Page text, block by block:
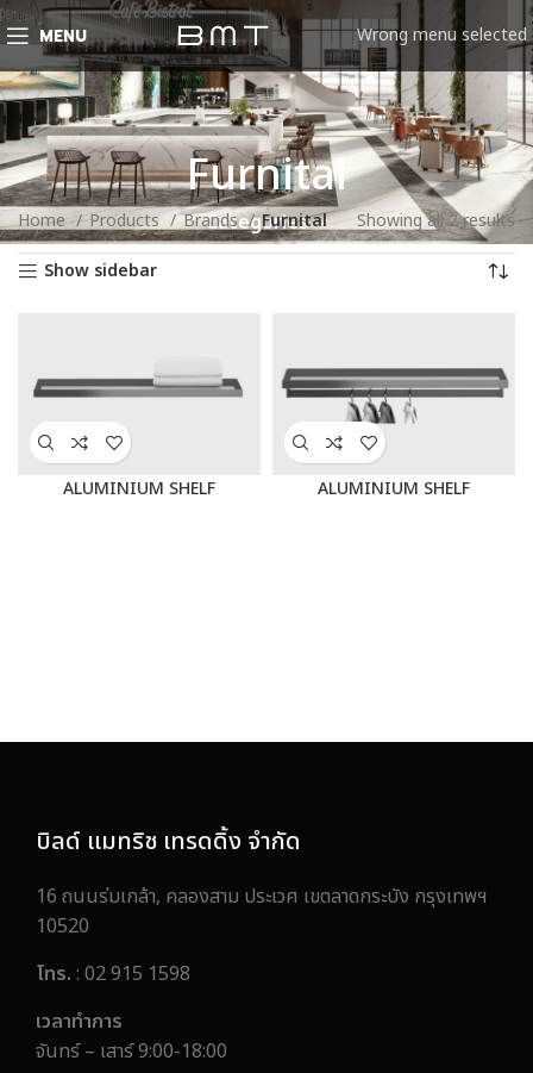
MENU Wrong menu selected
Furnital
Categories
Home Products Brands Furnital
Showing all 2 results
Show sidebar
ALUMINIUM SHELF ALUMINIUM SHELF
บิลด์ แมทริช เทรดดิ้ง จำกัด
16 ถนนร่มเกล้า, คลองสาม ประเวศ เขตลาดกระบัง กรุงเทพฯ
10520
โทร.: 02 915 1598
เวลาทำการ
จันทร์ – เสาร์ 9:00-18:00